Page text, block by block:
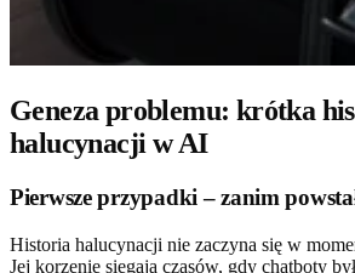
Geneza problemu: krótka
halucynacji w AI
Pierwsze przypadki – zanim
Historia halucynacji nie zaczyna się w
Jej korzenie sięgają czasów, gdy chatboty